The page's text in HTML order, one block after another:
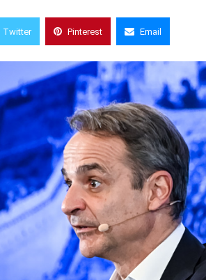
Twitter Pinterest Email